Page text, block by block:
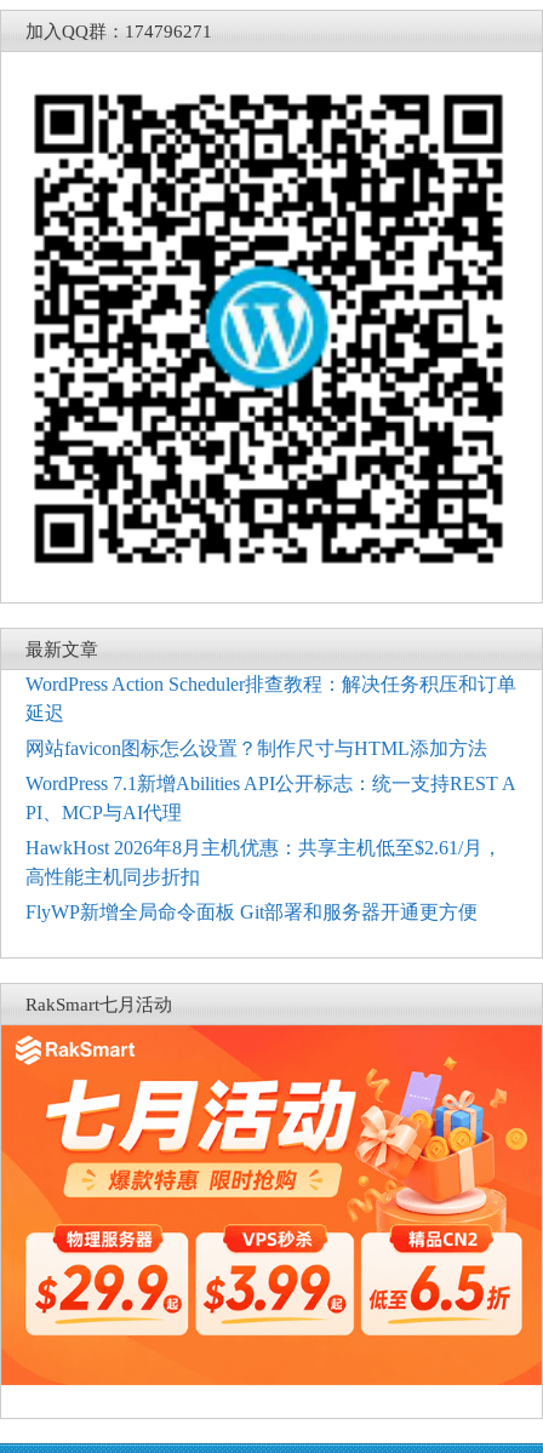
加入QQ群：174796271
最新文章
WordPress Action Scheduler排查教程：解决任务积压和订单
延迟
网站favicon图标怎么设置？制作尺寸与HTML添加方法
WordPress 7.1新增Abilities API公开标志：统一支持REST A
PI、MCP与AI代理
HawkHost 2026年8月主机优惠：共享主机低至$2.61/月，
高性能主机同步折扣
FlyWP新增全局命令面板 Git部署和服务器开通更方便
RakSmart七月活动